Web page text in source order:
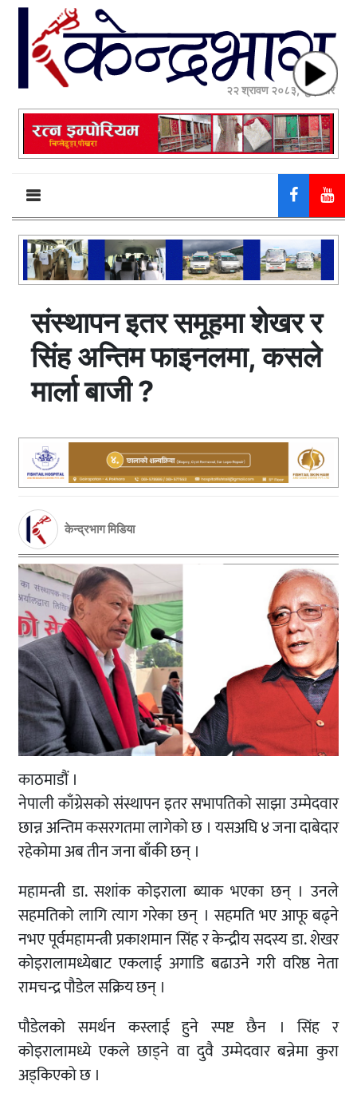
२२ श्रावण २०८३, शुक्रबार
संस्थापन इतर समूहमा शेखर र
सिंह अन्तिम फाइनलमा, कसले
मार्ला बाजी ?
केन्द्रभाग मिडिया
काठमाडौं ।
नेपाली काँग्रेसको संस्थापन इतर सभापतिको साझा उम्मेदवार
छान्न अन्तिम कसरगतमा लागेको छ । यसअघि ४ जना दाबेदार
रहेकोमा अब तीन जना बाँकी छन् ।
महामन्त्री डा. सशांक कोइराला ब्याक भएका छन् । उनले
सहमतिको लागि त्याग गरेका छन् । सहमति भए आफू बढ्ने
नभए पूर्वमहामन्त्री प्रकाशमान सिंह र केन्द्रीय सदस्य डा. शेखर
कोइरालामध्येबाट एकलाई अगाडि बढाउने गरी वरिष्ठ नेता
रामचन्द्र पौडेल सक्रिय छन् ।
पौडेलको समर्थन कस्लाई हुने स्पष्ट छैन । सिंह र
कोइरालामध्ये एकले छाड्ने वा दुवै उम्मेदवार बन्नेमा कुरा
अड्किएको छ ।